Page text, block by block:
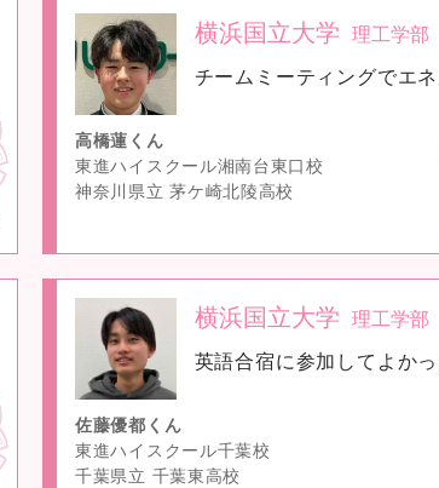
no
image
横浜国立大学 理工学部
チームミーティングでエ
高橋蓮くん
東進ハイスクール湘南台東口校
神奈川県立 茅ケ崎北陵高校
no
image
横浜国立大学 理工学部
英語合宿に参加してよか
佐藤優都くん
東進ハイスクール千葉校
千葉県立 千葉東高校